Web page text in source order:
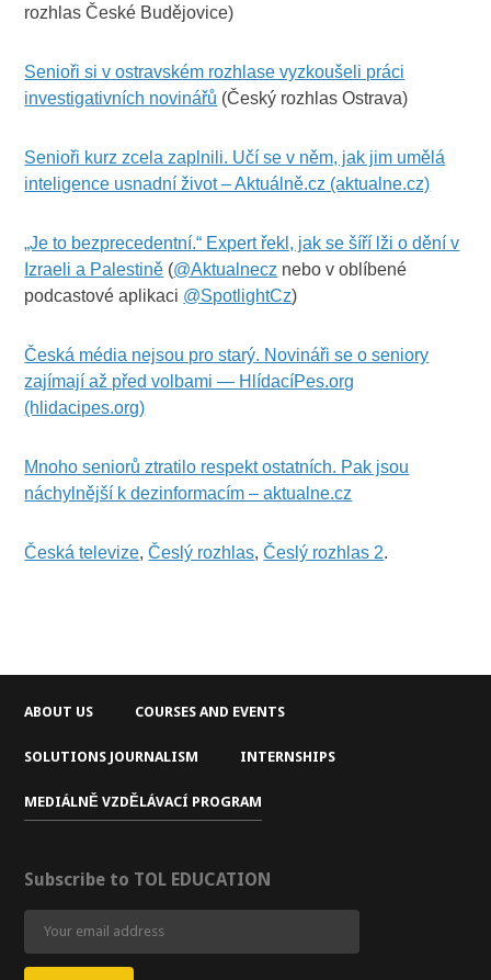
rozhlas České Budějovice)
Senioři si v ostravském rozhlase vyzkoušeli práci
investigativních novinářů (Český rozhlas Ostrava)
Senioři kurz zcela zaplnili. Učí se v něm, jak jim umělá
inteligence usnadní život – Aktuálně.cz (aktualne.cz)
„Je to bezprecedentní.“ Expert řekl, jak se šíří lži o dění v
Izraeli a Palestině (@Aktualnecz nebo v oblíbené
podcastové aplikaci @SpotlightCz)
Česká média nejsou pro starý. Novináři se o seniory
zajímají až před volbami — HlídacíPes.org
(hlidacipes.org)
Mnoho seniorů ztratilo respekt ostatních. Pak jsou
náchylnější k dezinformacím – aktualne.cz
Česká televize,Česlý rozhlas,Česlý rozhlas 2.
ABOUT US COURSES AND EVENTS
SOLUTIONS JOURNALISM INTERNSHIPS
MEDIÁLNĚ VZDĚLÁVACÍ PROGRAM
Subscribe to TOL EDUCATION